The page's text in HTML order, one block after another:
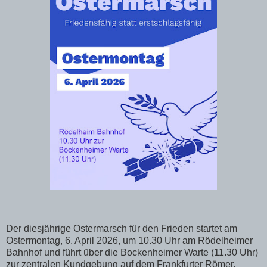
Der diesjährige Ostermarsch für den Frieden startet am
Ostermontag, 6. April 2026, um 10.30 Uhr am Rödelheimer
Bahnhof und führt über die Bockenheimer Warte (11.30 Uhr)
zur zentralen Kundgebung auf dem Frankfurter Römer.